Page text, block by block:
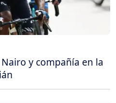
y compañía en la